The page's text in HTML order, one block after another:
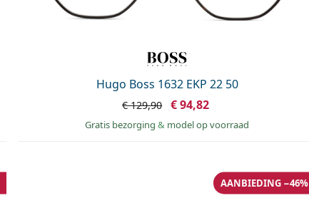
Hugo Boss 1632 EKP 22 50
€ 129,90 € 94,82
Gratis bezorging & model op voorraad
AANBIEDING −46%